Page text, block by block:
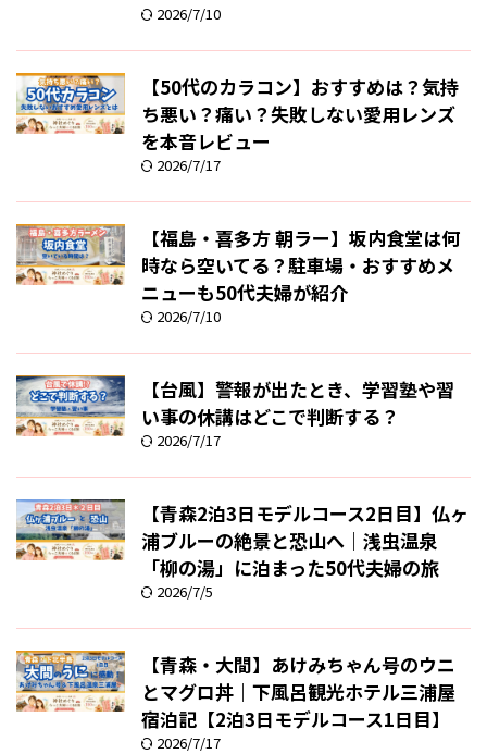
2026/7/10
【50代のカラコン】おすすめは？気持
ち悪い？痛い？失敗しない愛用レンズ
を本音レビュー
2026/7/17
【福島・喜多方 朝ラー】坂内食堂は何
時なら空いてる？駐車場・おすすめメ
ニューも50代夫婦が紹介
2026/7/10
【台風】警報が出たとき、学習塾や習
い事の休講はどこで判断する？
2026/7/17
【青森2泊3日モデルコース2日目】仏ヶ
浦ブルーの絶景と恐山へ｜浅虫温泉
「柳の湯」に泊まった50代夫婦の旅
2026/7/5
【青森・大間】あけみちゃん号のウニ
とマグロ丼｜下風呂観光ホテル三浦屋
宿泊記【2泊3日モデルコース1日目】
2026/7/17